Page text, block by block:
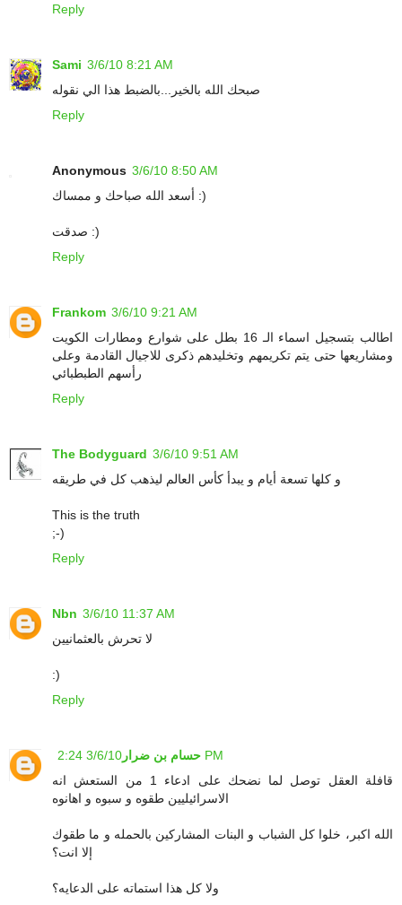
Reply
Sami 3/6/10 8:21 AM
صبحك الله بالخير...بالضبط هذا الي نقوله
Reply
Anonymous 3/6/10 8:50 AM
أسعد الله صباحك و ممساك :)
صدقت :)
Reply
Frankom 3/6/10 9:21 AM
اطالب بتسجيل اسماء الـ 16 بطل على شوارع ومطارات الكويت
ومشاريعها حتى يتم تكريمهم وتخليدهم ذكرى للاجيال القادمة وعلى
رأسهم الطبطبائي
Reply
The Bodyguard 3/6/10 9:51 AM
و كلها تسعة أيام و يبدأ كأس العالم ليذهب كل في طريقه
This is the truth
;-)
Reply
Nbn 3/6/10 11:37 AM
لا تحرش بالعثمانيين
:)
Reply
حسام بن ضرار 3/6/10 2:24 PM
قافلة العقل توصل لما نضحك على ادعاء 1 من الستعش انه
الاسرائيليين طقوه و سبوه و اهانوه
الله اكبر، خلوا كل الشباب و البنات المشاركين بالحمله و ما طقوك
إلا انت؟
ولا كل هذا استماته على الدعايه؟